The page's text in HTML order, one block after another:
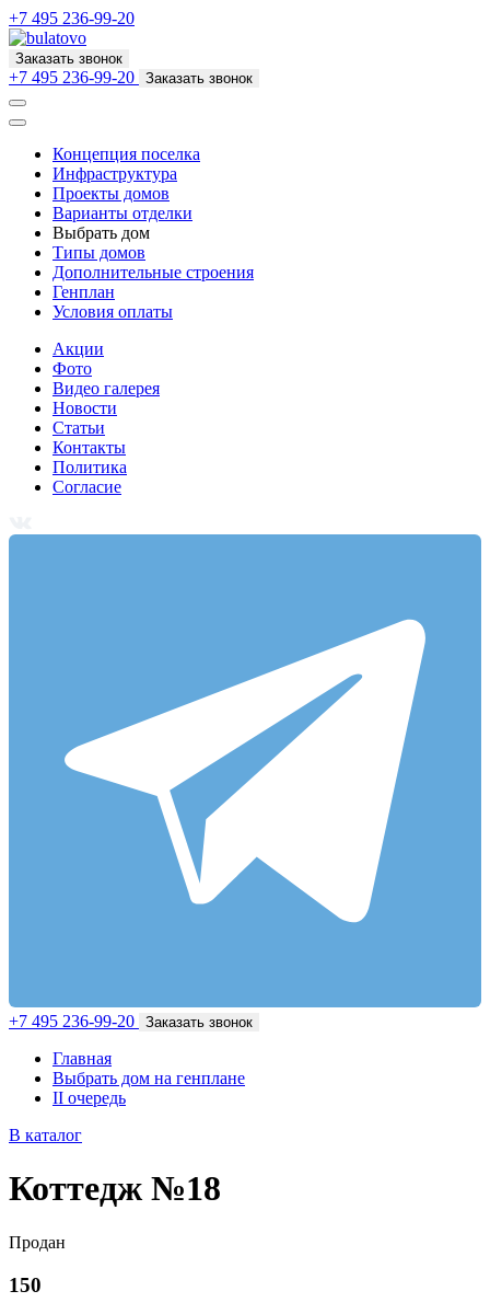
+7 495 236-99-20
Заказать звонок
+7 495 236-99-20 Заказать звонок
Концепция поселка
Инфраструктура
Проекты домов
Варианты отделки
Выбрать дом
Типы домов
Дополнительные строения
Генплан
Условия оплаты
Акции
Фото
Видео галерея
Новости
Статьи
Контакты
Политика
Согласие
+7 495 236-99-20 Заказать звонок
Главная
Выбрать дом на генплане
II очередь
В каталог
Коттедж №18
Продан
150